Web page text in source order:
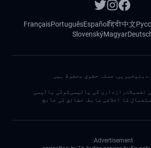
中文
हिंदी
Español
Português
Français
Magyar
Slovenský
.دبئیخبریں. جملہ حقوق محفوظ ہیں
تفصیلاترازداری کی پالیسیکوکی پالیسی
کا اخلاقی ضابطہ حقائق کی جانچ
Advertisement: